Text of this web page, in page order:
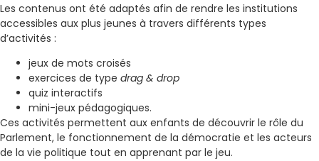
Les contenus ont été adaptés afin de rendre les institutions
accessibles aux plus jeunes à travers différents types
d’activités :
jeux de mots croisés
exercices de type drag & drop
quiz interactifs
mini-jeux pédagogiques.
Ces activités permettent aux enfants de découvrir le rôle du
Parlement, le fonctionnement de la démocratie et les acteurs
de la vie politique tout en apprenant par le jeu.